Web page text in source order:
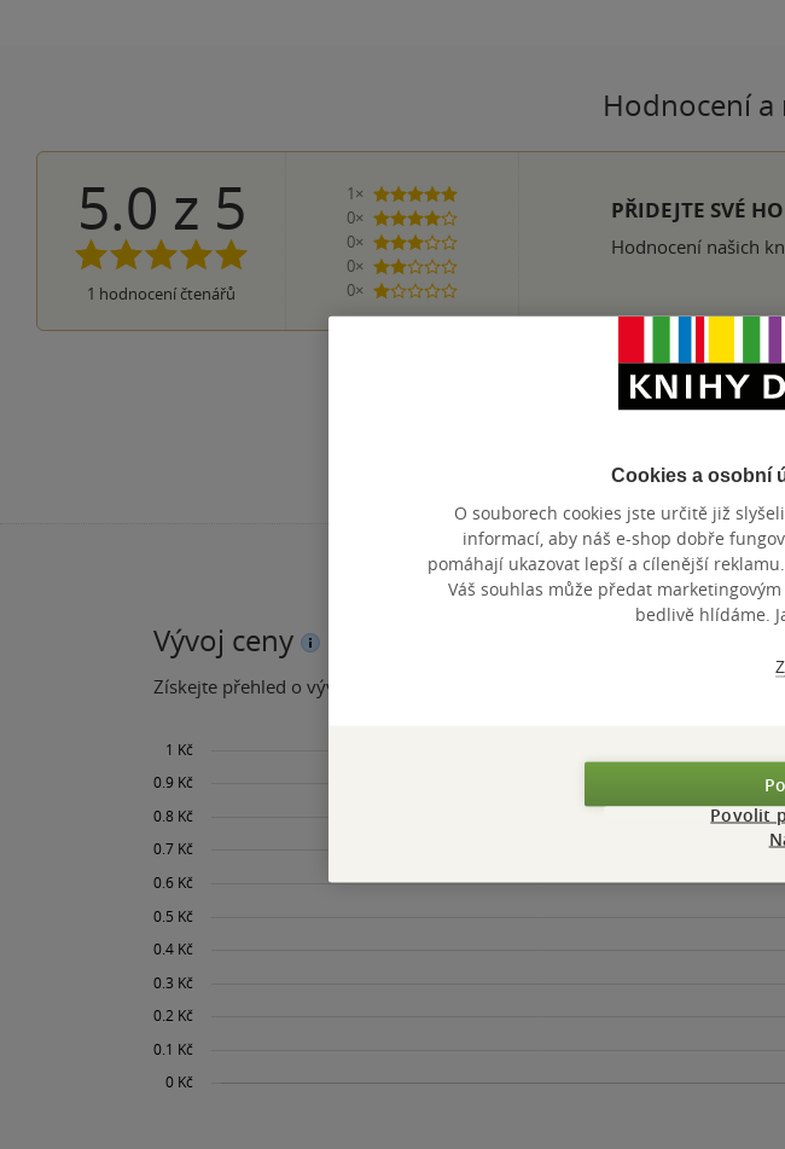
Hodnocení a
5.0 z 5
1 hodnocení čtenářů
1×
5 hvězdiček
0×
4 hvězdičky
0×
3 hvězdičky
0×
2 hvězdičky
0×
1 hvezdička
PŘIDEJTE SVÉ
Hodnocení našich
Vývoj ceny
Získejte přehled o vývoji ceny za posledních 60 dní.
Cookies a osobní
O souborech cookies jste určitě již
informací, aby náš e-shop dobře
pomáhají ukazovat lepší a cílenější
Váš souhlas může předat
bedlivě hlídáme.
Povolit